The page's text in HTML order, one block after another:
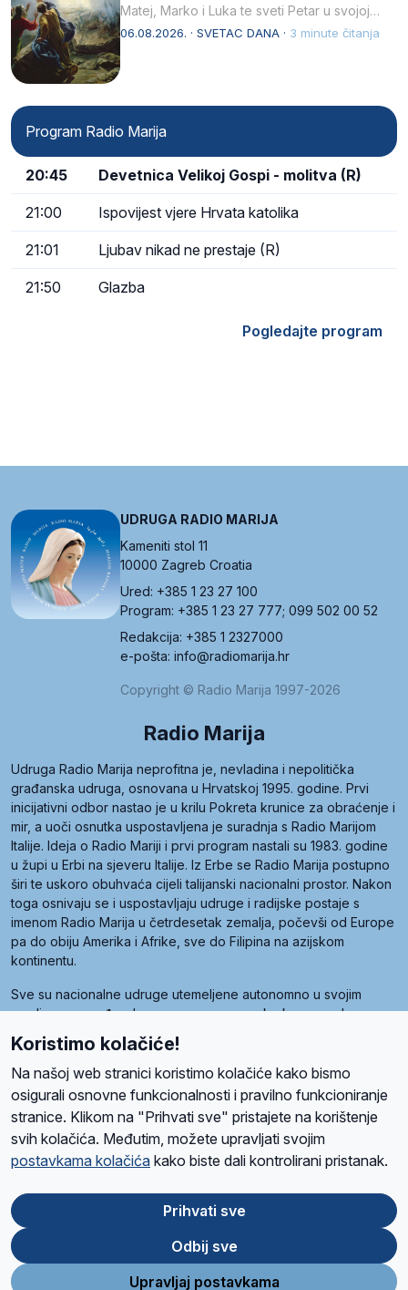
Matej, Marko i Luka te sveti Petar u svojoj
drugoj…
06.08.2026. · SVETAC DANA · 3 minute čitanja
Program Radio Marija
20:45 Devetnica Velikoj Gospi - molitva (R)
21:00 Ispovijest vjere Hrvata katolika
21:01 Ljubav nikad ne prestaje (R)
21:50 Glazba
Pogledajte program
UDRUGA RADIO MARIJA
Kameniti stol 11
10000 Zagreb Croatia
Ured: +385 1 23 27 100
Program: +385 1 23 27 777; 099 502 00 52
Redakcija: +385 1 2327000
e-pošta: info@radiomarija.hr
Copyright © Radio Marija 1997-2026
Radio Marija
Udruga Radio Marija neprofitna je, nevladina i nepolitička
građanska udruga, osnovana u Hrvatskoj 1995. godine. Prvi
inicijativni odbor nastao je u krilu Pokreta krunice za obraćenje i
mir, a uoči osnutka uspostavljena je suradnja s Radio Marijom
Italije. Ideja o Radio Mariji i prvi program nastali su 1983. godine
u župi u Erbi na sjeveru Italije. Iz Erbe se Radio Marija postupno
širi te uskoro obuhvaća cijeli talijanski nacionalni prostor. Nakon
toga osnivaju se i uspostavljaju udruge i radijske postaje s
imenom Radio Marija u četrdesetak zemalja, počevši od Europe
pa do obiju Amerika i Afrike, sve do Filipina na azijskom
kontinentu.
Sve su nacionalne udruge utemeljene autonomno u svojim
zemljama, a međusobna su povezane preko krovne udruge
pod nazivom Svjetska obitelj Radio Marije (World Family of
Radio Maria). Svjetsku obitelj utemeljilo je sedam članica, među
kojima je i hrvatska Udruga Radio Marija.
O namaRadio ProgramVolonteriPrijateljiKontaktPravila privatnosti
Ova stranica je zaštićena Google reCAPTCHA sustavom
Store
Google
Play
Koristimo kolačiće!
Na našoj web stranici koristimo kolačiće kako bismo
osigurali osnovne funkcionalnosti i pravilno funkcioniranje
stranice. Klikom na "Prihvati sve" pristajete na korištenje
svih kolačića. Međutim, možete upravljati svojim
postavkama kolačića kako biste dali kontrolirani pristanak.
Prihvati sve
Odbij sve
Upravljaj postavkama